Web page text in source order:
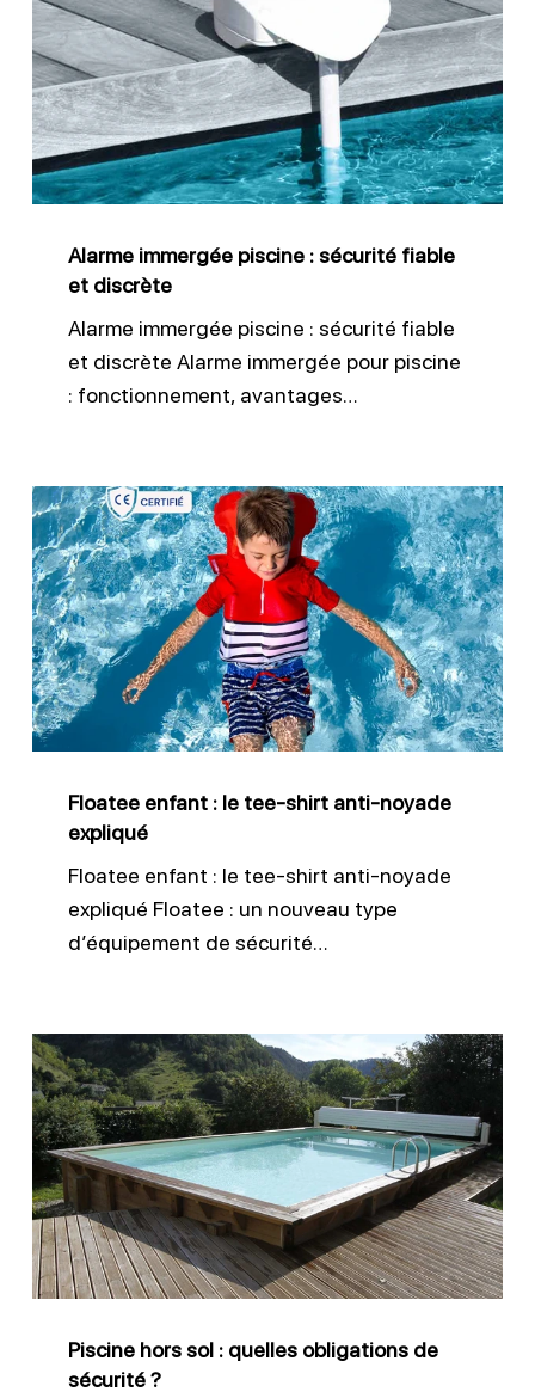
piscine
sécurité
fiable
et
Alarme immergée piscine : sécurité fiable
et discrète
Alarme immergée piscine : sécurité fiable
et discrète Alarme immergée pour piscine
: fonctionnement, avantages…
Floatee
enfant
:
le
tee-
shirt
anti-
expliqué
Floatee enfant : le tee-shirt anti-noyade
expliqué
Floatee enfant : le tee-shirt anti-noyade
expliqué Floatee : un nouveau type
d’équipement de sécurité…
Piscine
hors
sol
quelles
obligations
de
Piscine hors sol : quelles obligations de
sécurité ?